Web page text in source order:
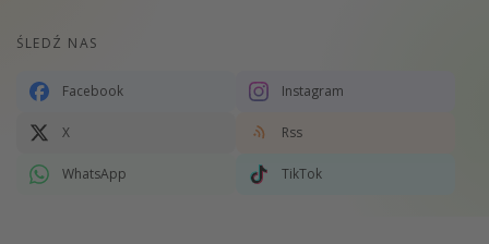
ŚLEDŹ NAS
Facebook Instagram
X Rss
WhatsApp TikTok